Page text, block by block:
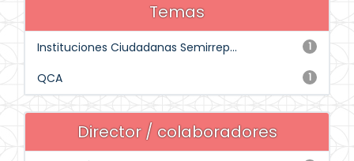
Temas
1
Instituciones Ciudadanas Semirrep...
1
QCA
Director / colaboradores